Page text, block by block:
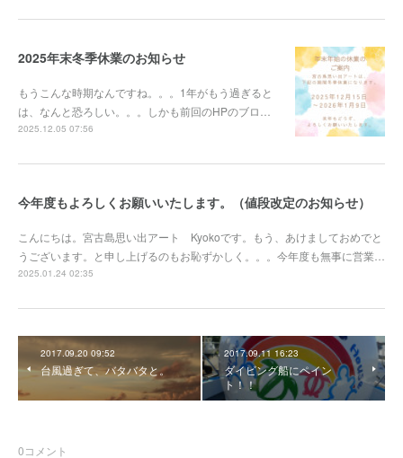
2025年末冬季休業のお知らせ
もうこんな時期なんですね。。。1年がもう過ぎると
は、なんと恐ろしい。。。しかも前回のHPのブロ…
2025.12.05 07:56
今年度もよろしくお願いいたします。（値段改定のお知らせ）
こんにちは。宮古島思い出アート Kyokoです。もう、あけましておめでと
うございます。と申し上げるのもお恥ずかしく。。。今年度も無事に営業…
2025.01.24 02:35
2017.09.20 09:52
台風過ぎて、バタバタと。
2017.09.11 16:23
ダイビング船にペイン
ト！！
0コメント